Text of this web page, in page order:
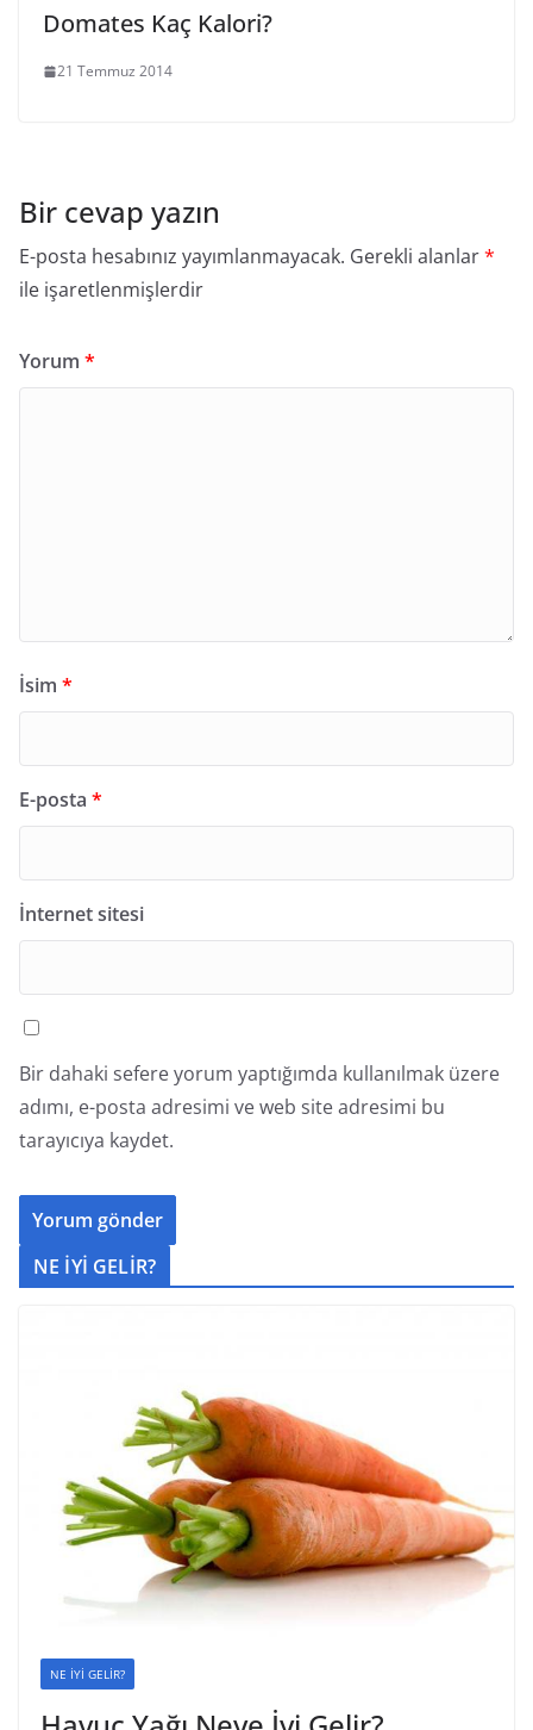
Domates Kaç Kalori?
21 Temmuz 2014
Bir cevap yazın
E-posta hesabınız yayımlanmayacak. Gerekli alanlar*
ile işaretlenmişlerdir
Yorum *
İsim *
E-posta *
İnternet sitesi
Bir dahaki sefere yorum yaptığımda kullanılmak üzere
adımı, e-posta adresimi ve web site adresimi bu
tarayıcıya kaydet.
NE İYİ GELİR?
NE İYİ GELİR?